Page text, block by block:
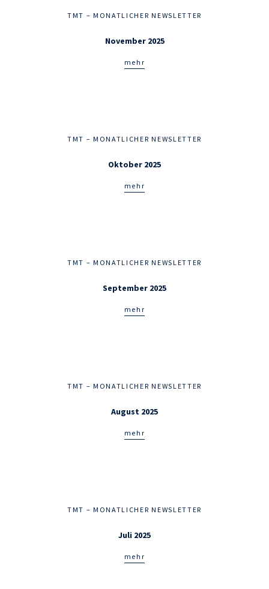
TMT – MONATLICHER NEWSLETTER
November 2025
mehr
TMT – MONATLICHER NEWSLETTER
Oktober 2025
mehr
TMT – MONATLICHER NEWSLETTER
September 2025
mehr
TMT – MONATLICHER NEWSLETTER
August 2025
mehr
TMT – MONATLICHER NEWSLETTER
Juli 2025
mehr